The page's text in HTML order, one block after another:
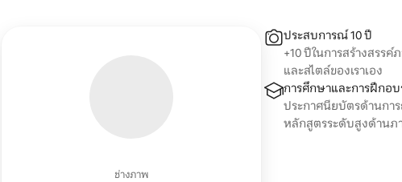
ช่างภาพ
ประสบการณ์ 10 ปี
+10 ปีในการสร้างสรร
และสไตล์ของเราเอง
การศึกษาและการฝึกอ
ประกาศนียบัตรด้านกา
หลักสูตรระดับสูงด้านภ